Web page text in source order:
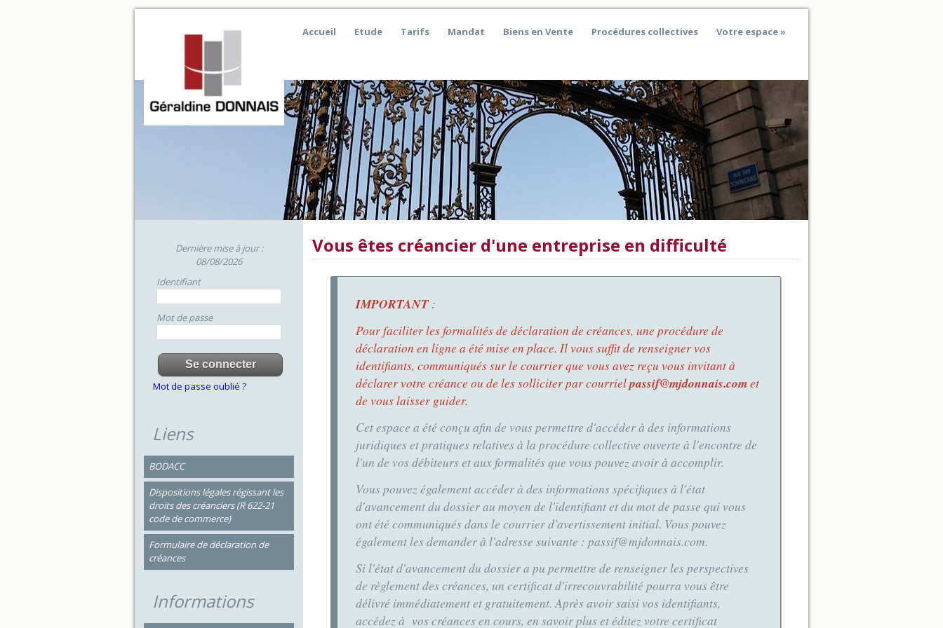
Accueil Etude Tarifs Mandat Biens en Vente Procédures collectives Votre espace
Dernière mise à jour :
08/08/2026
Identifiant
Mot de passe
Mot de passe oublié ?
Liens
BODACC
Dispositions légales régissant les
droits des créanciers (R 622-21
code de commerce)
Formulaire de déclaration de
créances
Informations
Vous êtes créancier d'une entreprise en difficulté
IMPORTANT:
Pour faciliter les formalités de déclaration de créances, une procédure de
déclaration en ligne a été mise en place. Il vous suffit de renseigner vos
identifiants, communiqués sur le courrier que vous avez reçu vous invitant à
déclarer votre créance ou de les solliciter par courrielpassif@mjdonnais.comet
de vous laisser guider.
Cet espace a été conçu afin de vous permettre d'accéder à des informations
juridiques et pratiques relatives à la procédure collective ouverte à l'encontre de
l'un de vos débiteurs et aux formalités que vous pouvez avoir à accomplir.
Vous pouvez également accéder à des informations spécifiques à l'état
d'avancement du dossier au moyen de l'identifiant et du mot de passe qui vous
ont été communiqués dans le courrier d'avertissement initial. Vous pouvez
également les demander à l'adresse suivante : passif@mjdonnais.com.
Si l'état d'avancement du dossier a pu permettre de renseigner les perspectives
de règlement des créances, un certificat d'irrecouvrabilité pourra vous être
délivré immédiatement et gratuitement. Après avoir saisi vos identifiants,
accédez à vos créances en cours, en savoir plus et éditez votre certificat